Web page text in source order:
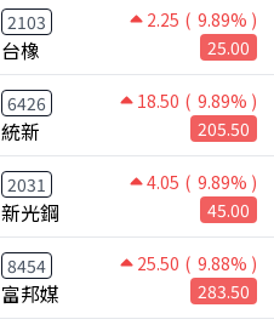
2103 2.25 ( 9.89% )
台橡 25.00
6426 18.50 ( 9.89% )
統新 205.50
2031 4.05 ( 9.89% )
新光鋼 45.00
8454 25.50 ( 9.88% )
富邦媒 283.50